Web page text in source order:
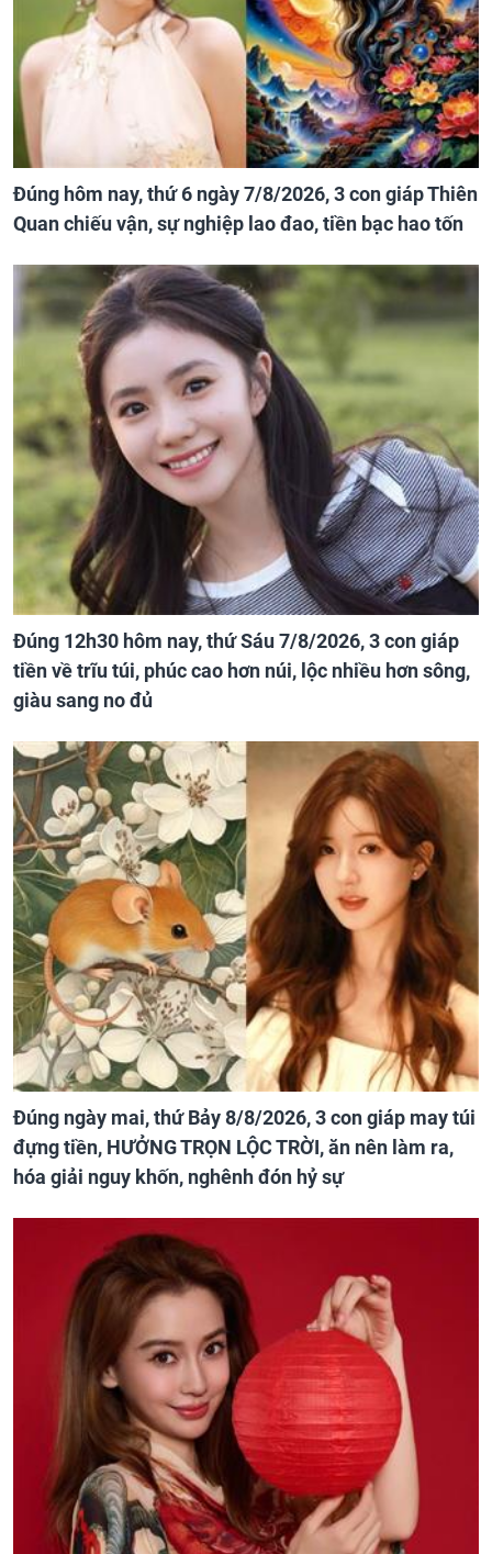
Đúng hôm nay, thứ 6 ngày 7/8/2026, 3 con giáp Thiên
Quan chiếu vận, sự nghiệp lao đao, tiền bạc hao tốn
Đúng 12h30 hôm nay, thứ Sáu 7/8/2026, 3 con giáp
tiền về trĩu túi, phúc cao hơn núi, lộc nhiều hơn sông,
giàu sang no đủ
Đúng ngày mai, thứ Bảy 8/8/2026, 3 con giáp may túi
đựng tiền, HƯỞNG TRỌN LỘC TRỜI, ăn nên làm ra,
hóa giải nguy khốn, nghênh đón hỷ sự